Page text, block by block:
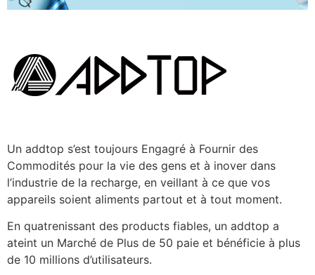
Un addtop s’est toujours Engagré à Fournir des
Commodités pour la vie des gens et à inover dans
l’industrie de la recharge, en veillant à ce que vos
appareils soient aliments partout et à tout moment.
En quatrenissant des products fiables, un addtop a
ateint un Marché de Plus de 50 paie et bénéficie à plus
de 10 millions d’utilisateurs.